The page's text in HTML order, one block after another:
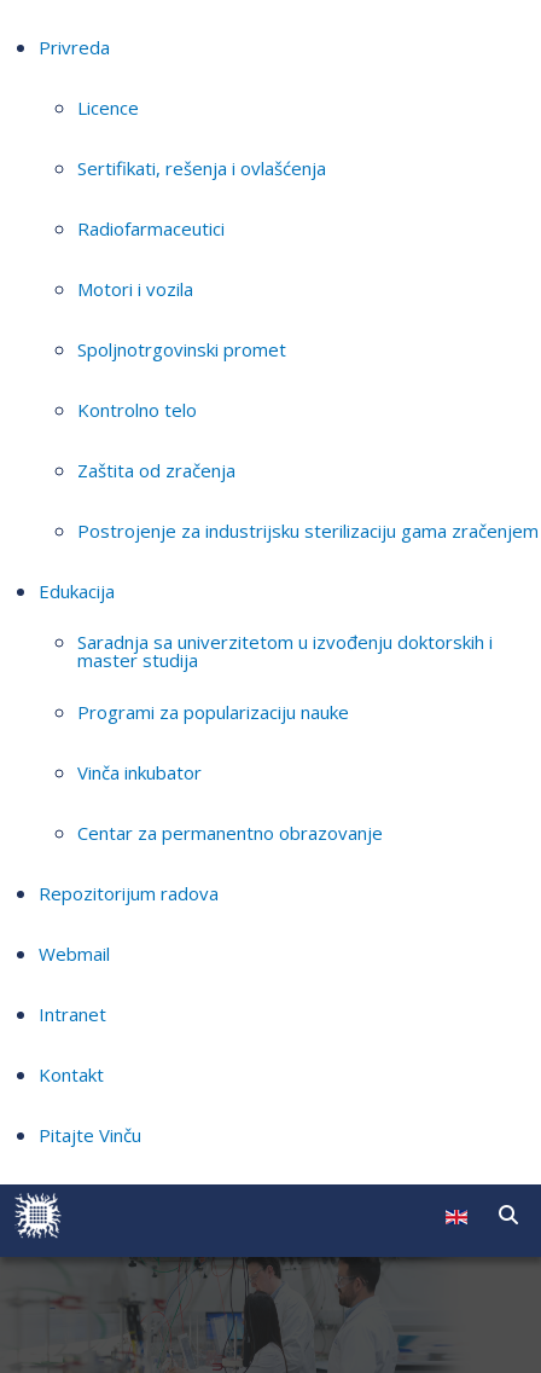
Privreda
Licence
Sertifikati, rešenja i ovlašćenja
Radiofarmaceutici
Motori i vozila
Spoljnotrgovinski promet
Kontrolno telo
Zaštita od zračenja
Postrojenje za industrijsku sterilizaciju gama zračenjem
Edukacija
Saradnja sa univerzitetom u izvođenju doktorskih i
master studija
Programi za popularizaciju nauke
Vinča inkubator
Centar za permanentno obrazovanje
Repozitorijum radova
Webmail
Intranet
Kontakt
Pitajte Vinču